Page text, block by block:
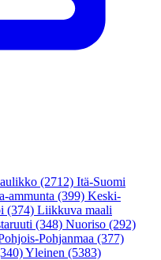
(2712) Itä-Suomi
ammunta (399) Keski-
(374) Liikkuva maali
(348) Nuoriso (292)
Pohjanmaa (377)
Yleinen (5383)